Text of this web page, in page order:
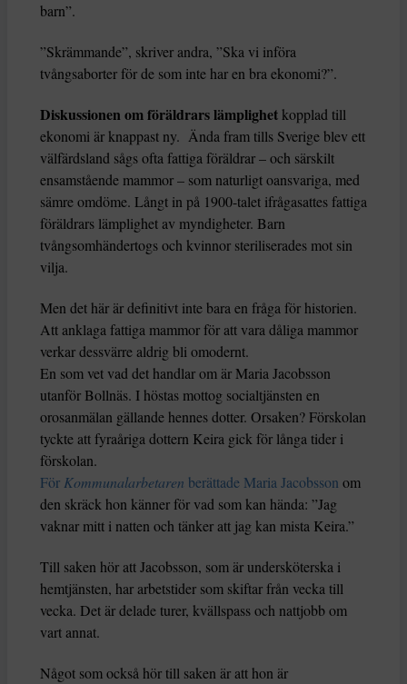
barn”.
”Skrämmande”, skriver andra, ”Ska vi införa
tvångsaborter för de som inte har en bra ekonomi?”.
Diskussionen om föräldrars lämplighet kopplad till
ekonomi är knappast ny. Ända fram tills Sverige blev ett
välfärdsland sågs ofta fattiga föräldrar – och särskilt
ensamstående mammor – som naturligt oansvariga, med
sämre omdöme. Långt in på 1900-talet ifrågasattes fattiga
föräldrars lämplighet av myndigheter. Barn
tvångsomhändertogs och kvinnor steriliserades mot sin
vilja.
Men det här är definitivt inte bara en fråga för historien.
Att anklaga fattiga mammor för att vara dåliga mammor
verkar dessvärre aldrig bli omodernt.
En som vet vad det handlar om är Maria Jacobsson
utanför Bollnäs. I höstas mottog socialtjänsten en
orosanmälan gällande hennes dotter. Orsaken? Förskolan
tyckte att fyraåriga dottern Keira gick för långa tider i
förskolan.
För Kommunalarbetaren berättade Maria Jacobsson om
den skräck hon känner för vad som kan hända: ”Jag
vaknar mitt i natten och tänker att jag kan mista Keira.”
Till saken hör att Jacobsson, som är undersköterska i
hemtjänsten, har arbetstider som skiftar från vecka till
vecka. Det är delade turer, kvällspass och nattjobb om
vart annat.
Något som också hör till saken är att hon är